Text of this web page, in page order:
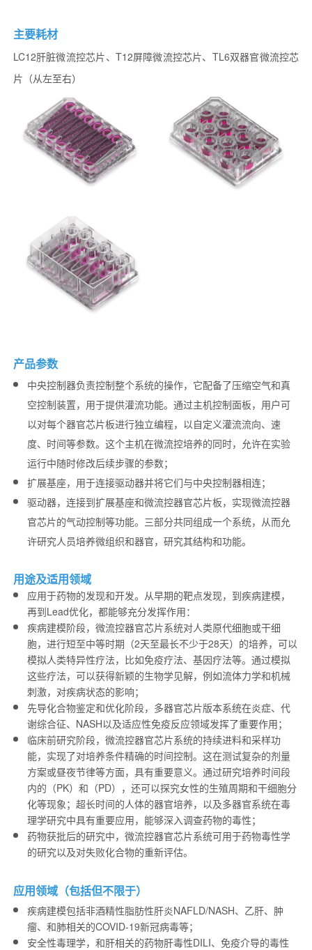
主要耗材
LC12肝脏微流控芯片、T12屏障微流控芯片、TL6双器官微流控芯
片（从左至右）
产品参数
中央控制器负责控制整个系统的操作，它配备了压缩空气和真
空控制装置，用于提供灌流功能。通过主机控制面板，用户可
以对每个器官芯片板进行独立编程，以自定义灌流流向、速
度、时间等参数。这个主机在微流控培养的同时，允许在实验
运行中随时修改后续步骤的参数；
扩展基座，用于连接驱动器并将它们与中央控制器相连；
驱动器，连接到扩展基座和微流控器官芯片板，实现微流控器
官芯片的气动控制等功能。三部分共同组成一个系统，从而允
许研究人员培养微组织和器官，研究其结构和功能。
用途及适用领域
应用于药物的发现和开发。从早期的靶点发现，到疾病建模，
再到Lead优化，都能够充分发挥作用：
疾病建模阶段，微流控器官芯片系统对人类原代细胞或干细
胞，进行短至中等时期（2天至最长不少于28天）的培养，可以
模拟人类特异性疗法，比如免疫疗法、基因疗法等。通过模拟
这些疗法，可以获得新颖的生物学见解，例如流体力学和机械
刺激，对疾病状态的影响；
先导化合物鉴定和优化阶段，多器官芯片版本系统在炎症、代
谢综合征、NASH以及适应性免疫反应领域发挥了重要作用；
临床前研究阶段，微流控器官芯片系统的持续进料和采样功
能，实现了对培养条件精确的时间控制。这在测试复杂的剂量
方案或昼夜节律等方面，具有重要意义。通过研究培养时间段
内的（PK）和（PD），还可以探究女性的生殖周期和干细胞分
化等现象；超长时间的人体的器官培养，以及多器官系统在毒
理学研究中具有重要应用，能够深入调查药物的毒性；
药物获批后的研究中，微流控器官芯片系统可用于药物毒性学
的研究以及对失败化合物的重新评估。
应用领域（包括但不限于）
疾病建模包括非酒精性脂肪性肝炎NAFLD/NASH、乙肝、肿
瘤、和肺相关的COVID-19新冠病毒等；
安全性毒理学，和肝相关的药物肝毒性DILI、免疫介导的毒性